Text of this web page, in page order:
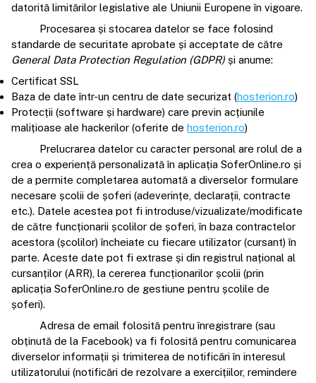
datorită limitărilor legislative ale Uniunii Europene în vigoare.
Procesarea și stocarea datelor se face folosind
standarde de securitate aprobate și acceptate de către
General Data Protection Regulation (GDPR) și anume:
Certificat SSL
Baza de date într-un centru de date securizat (hosterion.ro)
Protecții (software și hardware) care previn acțiunile
malițioase ale hackerilor (oferite de hosterion.ro)
Prelucrarea datelor cu caracter personal are rolul de a
crea o experiență personalizată în aplicația SoferOnline.ro și
de a permite completarea automată a diverselor formulare
necesare școlii de șoferi (adeverințe, declarații, contracte
etc.). Datele acestea pot fi introduse/vizualizate/modificate
de către funcționarii școlilor de șoferi, în baza contractelor
acestora (școlilor) încheiate cu fiecare utilizator (cursant) în
parte. Aceste date pot fi extrase și din registrul național al
cursanților (ARR), la cererea funcționarilor școlii (prin
aplicația SoferOnline.ro de gestiune pentru școlile de
șoferi).
Adresa de email folosită pentru înregistrare (sau
obținută de la Facebook) va fi folosită pentru comunicarea
diverselor informații și trimiterea de notificări în interesul
utilizatorului (notificări de rezolvare a exercițiilor, remindere